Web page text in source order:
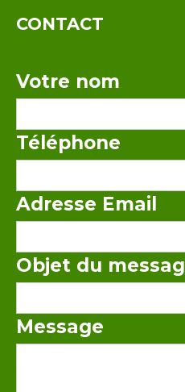
CONTACT
Votre nom
Téléphone
Adresse Email
Objet du
Message